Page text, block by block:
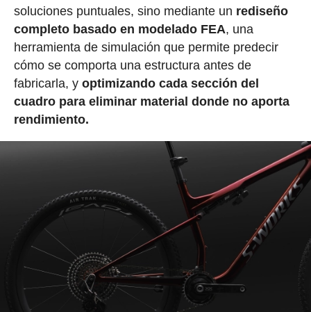
soluciones puntuales, sino mediante un rediseño
completo basado en modelado FEA, una
herramienta de simulación que permite predecir
cómo se comporta una estructura antes de
fabricarla, y optimizando cada sección del
cuadro para eliminar material donde no aporta
rendimiento.